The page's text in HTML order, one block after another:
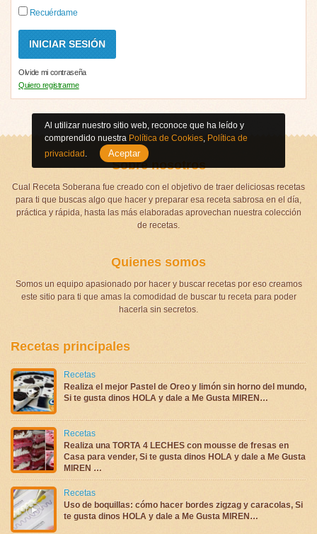
Recuérdame
Olvide mi contraseña
Quiero registrarme
Sobre nosotros
Cual Receta Soberana fue creado con el objetivo de traer deliciosas recetas
para ti que buscas algo que hacer y preparar esa receta sabrosa en el día,
práctica y rápida, hasta las más elaboradas aprovechan nuestra colección
de recetas.
Quienes somos
Somos un equipo apasionado por hacer y buscar recetas por eso creamos
este sitio para ti que amas la comodidad de buscar tu receta para poder
hacerla sin secretos.
Recetas principales
Recetas
Realiza el mejor Pastel de Oreo y limón sin horno del mundo,
Si te gusta dinos HOLA y dale a Me Gusta MIREN…
Recetas
Realiza una TORTA 4 LECHES con mousse de fresas en
Casa para vender, Si te gusta dinos HOLA y dale a Me Gusta
MIREN …
Recetas
Uso de boquillas: cómo hacer bordes zigzag y caracolas, Si
te gusta dinos HOLA y dale a Me Gusta MIREN…
Al utilizar nuestro sitio web, reconoce que ha leído y
comprendido nuestra Política de Cookies, Política de
privacidad . Aceptar